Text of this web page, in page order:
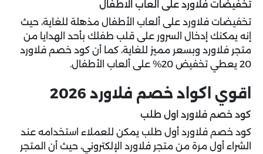
تخفيضات فلاورد على العاب الاطفال
تخفيضات فلاورد على ألعاب الأطفال مذهلة للغاية، حيث
إنه يمكنك إدخال السرور على قلب طفلك بأحد الهدايا من
متجر فلاورد وبسعر مميز للغاية، كما أن كود خصم فلاورد
20 يعطي تخفيض 20% على ألعاب الأطفال.
اقوي اكواد خصم فلاورد 2026
كود خصم فلاورد اول طلب
كود خصم فلاورد أول طلب يمكن للعملاء استخدامه عند
الشراء أول مرة من متجر فلاورد الإلكتروني، حيث أن المتجر